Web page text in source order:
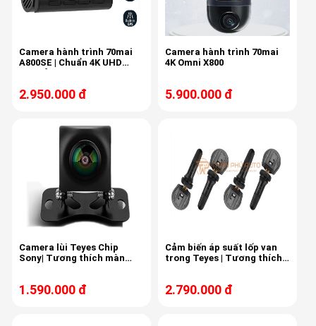
Camera hành trình 70mai
A800SE | Chuẩn 4K UHD
2.950.000 đ
Camera hành trình 70mai
4K Omni X800
5.900.000 đ
Camera lùi Teyes Chip
Sony| Tương thích màn
1.590.000 đ
Cảm biến áp suất lốp van
trong Teyes | Tương thích
2.790.000 đ